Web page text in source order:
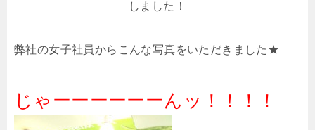
弊社の女子社員からこんな写真をいただきました★
じゃーーーーーーんッ！！！！